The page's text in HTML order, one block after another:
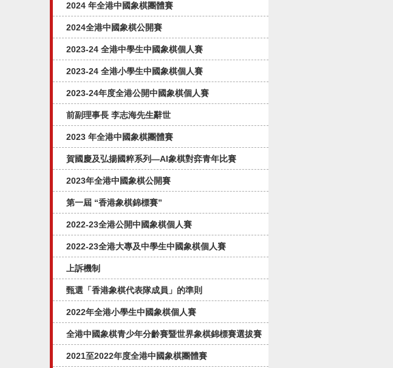
2024 年全港中國象棋團體賽
2024全港中國象棋公開賽
2023-24 全港中學生中國象棋個人賽
2023-24 全港小學生中國象棋個人賽
2023-24年度全港公開中國象棋個人賽
前副理事長 李志海先生辭世
2023 年全港中國象棋團體賽
賀國慶及弘揚國粹系列—AI象棋對弈⻘年比賽
2023年全港中國象棋公開賽
第一屆 “香港象棋錦標賽”
2022-23全港公開中國象棋個人賽
2022-23全港大專及中學生中國象棋個人賽
上訴機制
甄選「香港象棋代表隊成員」的準則
2022年全港小學生中國象棋個人賽
全港中國象棋青少年分齡賽暨世界象棋錦標賽選拔賽
2021至2022年度全港中國象棋團體賽